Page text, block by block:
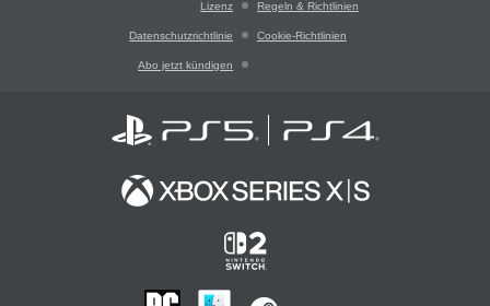
Lizenz Regeln & Richtlinien
Datenschutzrichtlinie Cookie-Richtlinien
Abo jetzt kündigen